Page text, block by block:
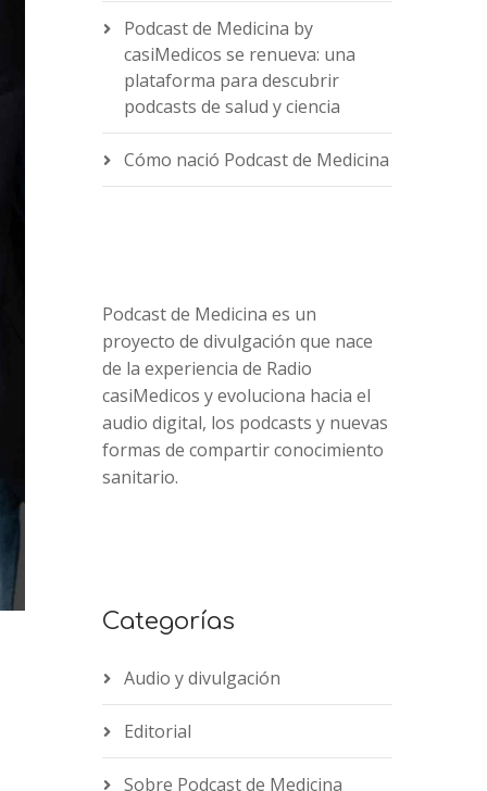
Podcast de Medicina by
casiMedicos se renueva: una
plataforma para descubrir
podcasts de salud y ciencia
Cómo nació Podcast de Medicina
Podcast de Medicina es un
proyecto de divulgación que nace
de la experiencia de Radio
casiMedicos y evoluciona hacia el
audio digital, los podcasts y nuevas
formas de compartir conocimiento
sanitario.
Categorías
Audio y divulgación
Editorial
Sobre Podcast de Medicina